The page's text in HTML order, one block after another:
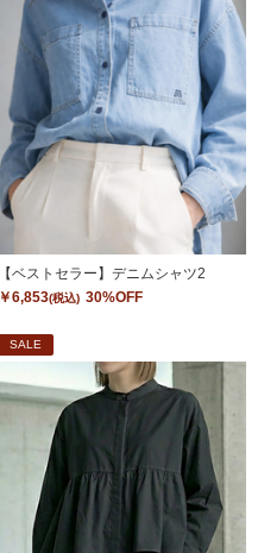
【ベストセラー】デニムシャツ2
￥6,853(税込) 30%OFF
SALE